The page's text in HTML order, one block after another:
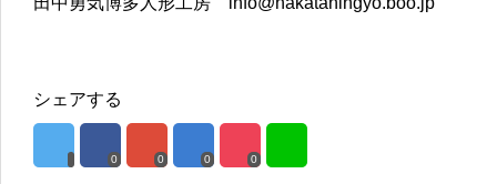
シェアする
0 0 0 0